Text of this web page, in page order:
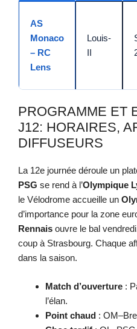
AS
Monaco
– RC
Lens
Louis-
II
PROGRAMME ET
J12: HORAIRES,
DIFFUSEURS
La 12e journée déroule un
PSG se rend à l’Olympique
le Vélodrome accueille un
d’importance pour la zone
Rennais ouvre le bal
coup à Strasbourg. Chaque
dans la saison.
Match d’ouverture :
l’élan.
Point chaud :